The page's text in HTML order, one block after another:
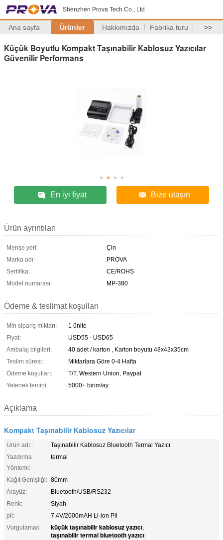
Shenzhen Prova Tech Co., Ltd
Ana sayfa Ürünler Hakkımızda Fabrika turu >>
Küçük Boyutlu Kompakt Taşınabilir Kablosuz Yazıcılar
Güvenilir Performans
En iyi fiyat Bize ulaşın
Ürün ayrıntıları
Menşe yeri:
Çin
Marka adı:
PROVA
Sertifika:
CE/ROHS
Model numarası:
MP-380
Ödeme & teslimat koşulları
Min sipariş miktarı:
1 ünite
Fiyat:
USD55 - USD65
Ambalaj bilgileri:
40 adet / karton , Karton boyutu 48x43x35cm
Teslim süresi:
Miktarlara Göre 0-4 Hafta
Ödeme koşulları:
T/T, Western Union, Paypal
Yetenek temini:
5000+ birim/ay
Açıklama
Kompakt Taşınabilir Kablosuz Yazıcılar
Ürün adı::
Taşınabilir Kablosuz Bluetooth Termal Yazıcı
Yazdırma
Yöntemi:
termal
Kağıt Genişliği: 80mm
Arayüz:
Bluetooth/USB/RS232
Renk:
Siyah
pil:
7.4V/2000mAH Li-ion Pil
Vurgulamak:
küçük taşınabilir kablosuz yazıcı,
taşınabilir termal bluetooth yazıcı